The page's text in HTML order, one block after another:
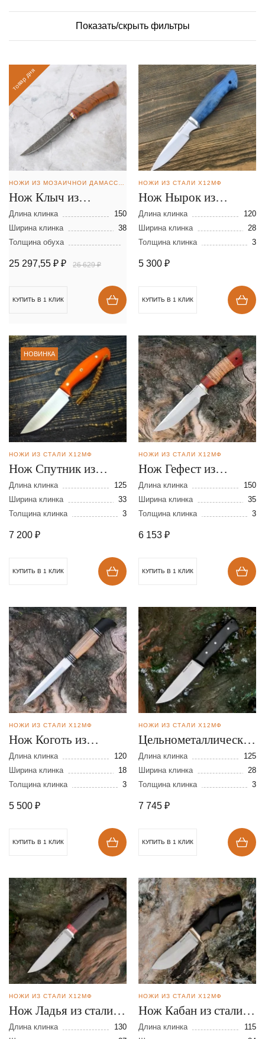
Показать/скрыть фильтры
товар дня
НОЖИ ИЗ МОЗАИЧНОЙ ДАМАССКОЙ СТАЛИ
Нож Клыч из
мозаичной дамасской
стали
Длина клинка
150
Ширина клинка
38
Толщина обуха
25 297,55 ₽ ₽ 26 629 ₽
КУПИТЬ В 1 КЛИК
НОЖИ ИЗ СТАЛИ Х12МФ
Нож Нырок из
кованой стали
Х12МФ
Длина клинка
120
Ширина клинка
28
Толщина клинка
3
5 300 ₽
КУПИТЬ В 1 КЛИК
НОВИНКА
НОЖИ ИЗ СТАЛИ Х12МФ
Нож Спутник из
кованой стали
Х12МФ
Длина клинка
125
Ширина клинка
33
Толщина клинка
3
7 200 ₽
КУПИТЬ В 1 КЛИК
НОЖИ ИЗ СТАЛИ Х12МФ
Нож Гефест из
кованой стали
Х12МФ
Длина клинка
150
Ширина клинка
35
Толщина клинка
3
6 153 ₽
КУПИТЬ В 1 КЛИК
НОЖИ ИЗ СТАЛИ Х12МФ
Нож Коготь из
кованной стали
Х12МФ
Длина клинка
120
Ширина клинка
18
Толщина клинка
3
5 500 ₽
КУПИТЬ В 1 КЛИК
НОЖИ ИЗ СТАЛИ Х12МФ
Цельнометаллический
нож Ладья из стали
Х12МФ
Длина клинка
125
Ширина клинка
28
Толщина клинка
3
7 745 ₽
КУПИТЬ В 1 КЛИК
НОЖИ ИЗ СТАЛИ Х12МФ
Нож Ладья из стали
Х12МФ
Длина клинка
130
НОЖИ ИЗ СТАЛИ Х12МФ
Нож Кабан из стали
Х12МФ
Длина клинка
115